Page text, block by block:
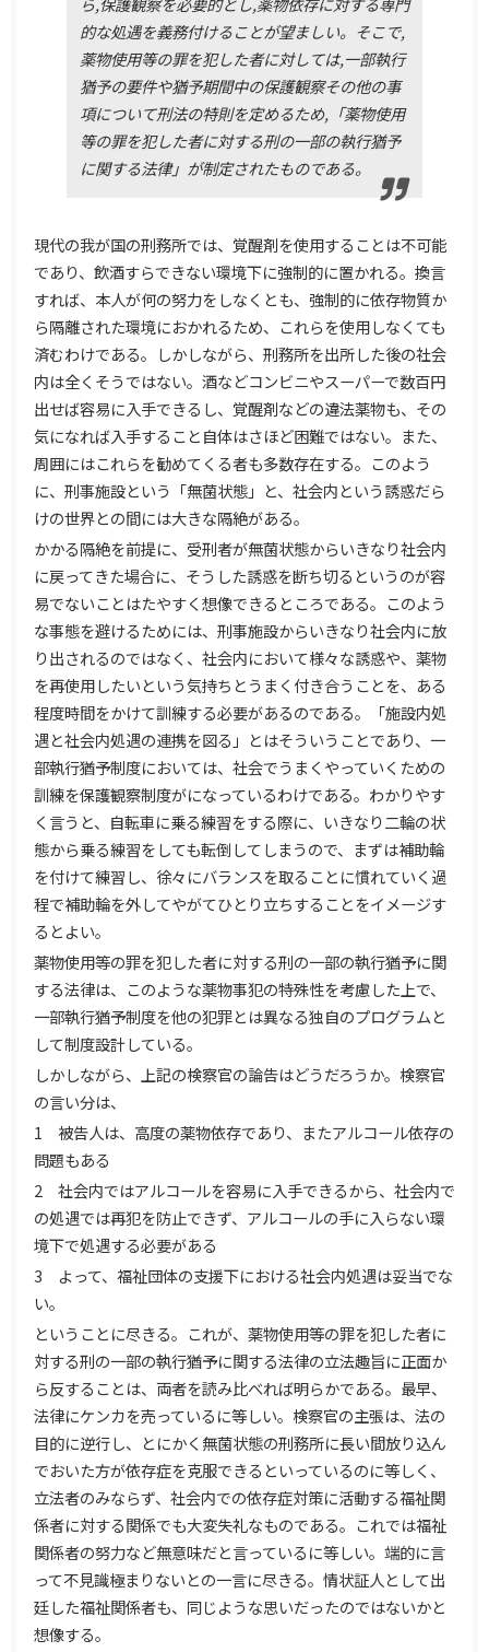
的な処遇を義務付けることが望ましい。そこで,
薬物使用等の罪を犯した者に対しては,一部執行
猶予の要件や猶予期間中の保護観察その他の事
項について刑法の特則を定めるため,「薬物使用
等の罪を犯した者に対する刑の一部の執行猶予
に関する法律」が制定されたものである。
現代の我が国の刑務所では、覚醒剤を使用することは不可能
であり、飲酒すらできない環境下に強制的に置かれる。換言
すれば、本人が何の努力をしなくとも、強制的に依存物質か
ら隔離された環境におかれるため、これらを使用しなくても
済むわけである。しかしながら、刑務所を出所した後の社会
内は全くそうではない。酒などコンビニやスーパーで数百円
出せば容易に入手できるし、覚醒剤などの違法薬物も、その
気になれば入手すること自体はさほど困難ではない。また、
周囲にはこれらを勧めてくる者も多数存在する。このよう
に、刑事施設という「無菌状態」と、社会内という誘惑だら
けの世界との間には大きな隔絶がある。
かかる隔絶を前提に、受刑者が無菌状態からいきなり社会内
に戻ってきた場合に、そうした誘惑を断ち切るというのが容
易でないことはたやすく想像できるところである。このよう
な事態を避けるためには、刑事施設からいきなり社会内に放
り出されるのではなく、社会内において様々な誘惑や、薬物
を再使用したいという気持ちとうまく付き合うことを、ある
程度時間をかけて訓練する必要があるのである。「施設内処
遇と社会内処遇の連携を図る」とはそういうことであり、一
部執行猶予制度においては、社会でうまくやっていくための
訓練を保護観察制度がになっているわけである。わかりやす
く言うと、自転車に乗る練習をする際に、いきなり二輪の状
態から乗る練習をしても転倒してしまうので、まずは補助輪
を付けて練習し、徐々にバランスを取ることに慣れていく過
程で補助輪を外してやがてひとり立ちすることをイメージす
るとよい。
薬物使用等の罪を犯した者に対する刑の一部の執行猶予に関
する法律は、このような薬物事犯の特殊性を考慮した上で、
一部執行猶予制度を他の犯罪とは異なる独自のプログラムと
して制度設計している。
しかしながら、上記の検察官の論告はどうだろうか。検察官
の言い分は、
1 被告人は、高度の薬物依存であり、またアルコール依存の
問題もある
2 社会内ではアルコールを容易に入手できるから、社会内で
の処遇では再犯を防止できず、アルコールの手に入らない環
境下で処遇する必要がある
3 よって、福祉団体の支援下における社会内処遇は妥当でな
い。
ということに尽きる。これが、薬物使用等の罪を犯した者に
対する刑の一部の執行猶予に関する法律の立法趣旨に正面か
ら反することは、両者を読み比べれば明らかである。最早、
法律にケンカを売っているに等しい。検察官の主張は、法の
目的に逆行し、とにかく無菌状態の刑務所に長い間放り込ん
でおいた方が依存症を克服できるといっているのに等しく、
立法者のみならず、社会内での依存症対策に活動する福祉関
係者に対する関係でも大変失礼なものである。これでは福祉
関係者の努力など無意味だと言っているに等しい。端的に言
って不見識極まりないとの一言に尽きる。情状証人として出
廷した福祉関係者も、同じような思いだったのではないかと
想像する。